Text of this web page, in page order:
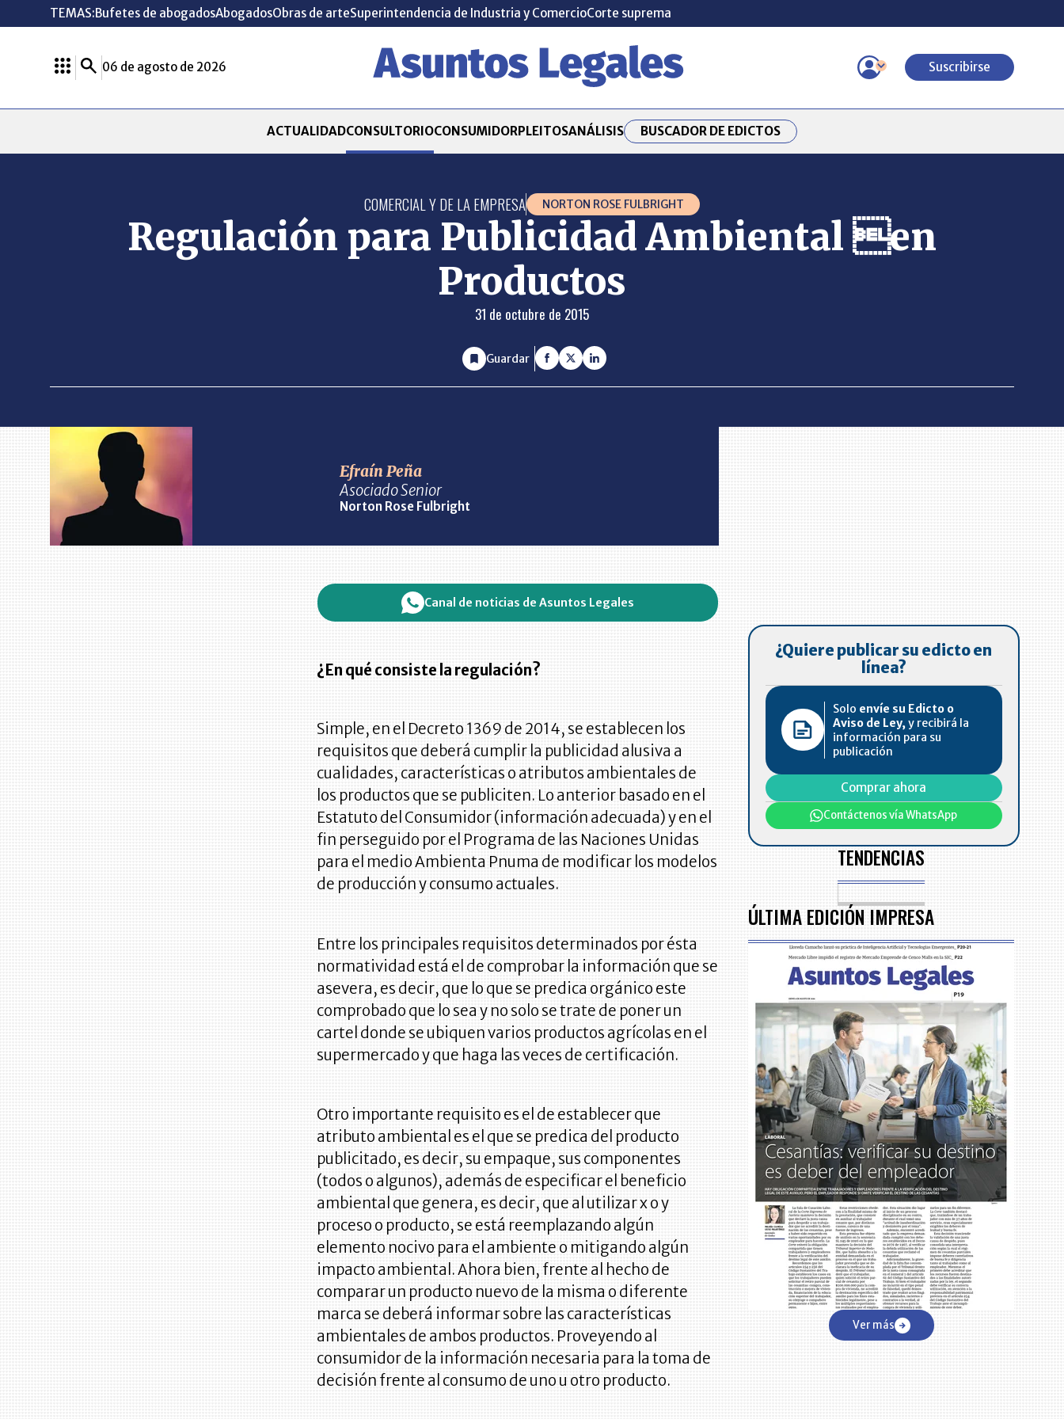
TEMAS:Bufetes de abogadosAbogadosObras de arteSuperintendencia de Industria y ComercioCorte suprema
06 de agosto de 2026 Suscribirse
ACTUALIDADCONSULTORIOCONSUMIDORPLEITOSANÁLISIS BUSCADOR DE EDICTOS
COMERCIAL Y DE LA EMPRESA NORTON ROSE FULBRIGHT
Regulación para Publicidad Ambiental en
Productos
31 de octubre de 2015
Guardar
Efraín Peña
Asociado Senior
Norton Rose Fulbright
Canal de noticias de Asuntos Legales
¿En qué consiste la regulación?
Simple, en el Decreto 1369 de 2014, se establecen los
requisitos que deberá cumplir la publicidad alusiva a
cualidades, características o atributos ambientales de
los productos que se publiciten. Lo anterior basado en el
Estatuto del Consumidor (información adecuada) y en el
fin perseguido por el Programa de las Naciones Unidas
para el medio Ambienta Pnuma de modificar los modelos
de producción y consumo actuales.
Entre los principales requisitos determinados por ésta
normatividad está el de comprobar la información que se
asevera, es decir, que lo que se predica orgánico este
comprobado que lo sea y no solo se trate de poner un
cartel donde se ubiquen varios productos agrícolas en el
supermercado y que haga las veces de certificación.
Otro importante requisito es el de establecer que
atributo ambiental es el que se predica del producto
publicitado, es decir, su empaque, sus componentes
(todos o algunos), además de especificar el beneficio
ambiental que genera, es decir, que al utilizar x o y
proceso o producto, se está reemplazando algún
elemento nocivo para el ambiente o mitigando algún
impacto ambiental. Ahora bien, frente al hecho de
comparar un producto nuevo de la misma o diferente
marca se deberá informar sobre las características
ambientales de ambos productos. Proveyendo al
consumidor de la información necesaria para la toma de
decisión frente al consumo de uno u otro producto.
¿Quiere publicar su edicto en
línea?
Solo envíe su Edicto o
Aviso de Ley, y recibirá la
información para su
publicación
Comprar ahora
Contáctenos vía WhatsApp
TENDENCIAS
ÚLTIMA EDICIÓN IMPRESA
Ver más